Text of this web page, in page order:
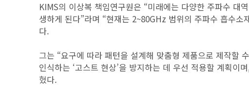
KIMS의 이상복 책임연구원은 “미래에는 다양한 주파수 대
생하게 된다”라며 “현재는 2~80GHz 범위의 주파수 흡수
다.
그는 “요구에 따라 패턴을 설계해 맞춤형 제품으로 제작할
인식하는 ‘고스트 현상’을 방지하는 데 우선 적용할 계획
혔다.